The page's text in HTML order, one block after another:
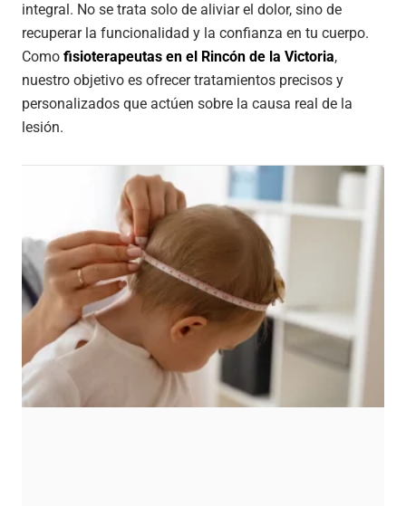
integral. No se trata solo de aliviar el dolor, sino de
recuperar la funcionalidad y la confianza en tu cuerpo.
Como fisioterapeutas en el Rincón de la Victoria,
nuestro objetivo es ofrecer tratamientos precisos y
personalizados que actúen sobre la causa real de la
lesión.